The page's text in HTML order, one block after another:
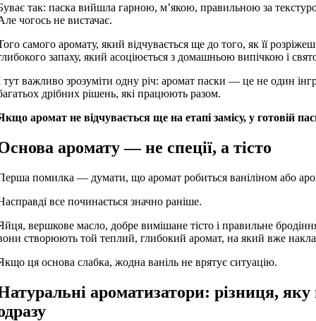
так: паска вийшла гарною, м’якою, правильною за
чогось не вистачає.
самого аромату, який відчувається ще до того, як її
запаху, який асоціюється з домашньою випічкою і
тут важливо зрозуміти одну річ: аромат паски — це не один
дрібних рішень, які працюють разом.
аромат не відчувається ще на етапі замісу, у готовій
аромату — не спеції, а тісто
помилка — думати, що аромат робиться ваніліном або
все починається значно раніше.
вершкове масло, добре вимішане тісто і правильне
створюють той теплий, глибокий аромат, на який вже
ця основа слабка, жодна ваніль не врятує ситуацію.
ароматизатори: різниця,